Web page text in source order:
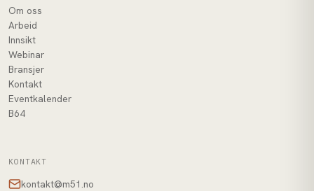
Om oss
Arbeid
Innsikt
Webinar
Bransjer
Kontakt
Eventkalender
B64
KONTAKT
kontakt@m51.no